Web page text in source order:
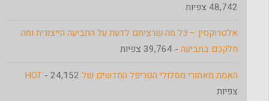
48,742 צפיות
אלטרוקסין – כל מה שרציתם לדעת על התביעה הייצוגית ומה
חלקכם בתביעה - 39,764 צפיות
האמת מאחורי מסלולי הטריפל החדשים של HOT - 24,152
צפיות